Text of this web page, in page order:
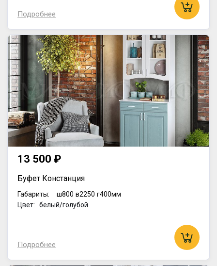
Подробнее
13 500 ₽
Буфет Констанция
Габариты: ш800 в2250 г400мм
Цвет: белый/голубой
Подробнее